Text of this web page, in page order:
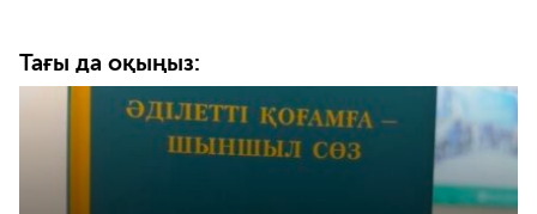
Тағы да оқыңыз: